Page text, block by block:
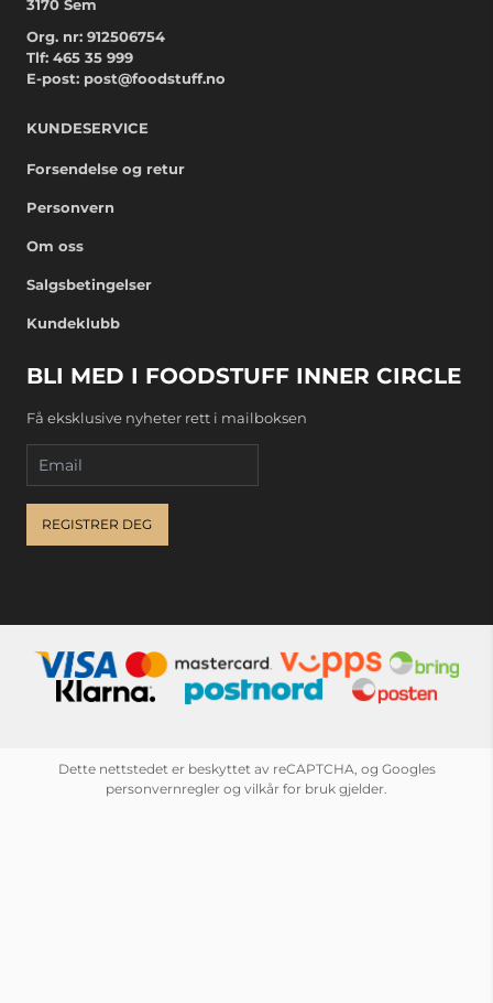
3170 Sem
Org. nr: 912506754
Tlf: 465 35 999
E-post: post@foodstuff.no
KUNDESERVICE
Forsendelse og retur
Personvern
Om oss
Salgsbetingelser
Kundeklubb
BLI MED I FOODSTUFF INNER CIRCLE
Få eksklusive nyheter rett i mailboksen
REGISTRER DEG